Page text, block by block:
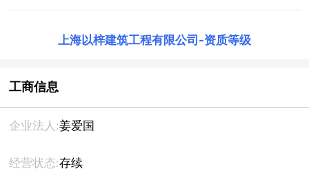
上海以梓建筑工程有限公司 -资质等级
工商信息
企业法人:姜爱国
经营状态:存续